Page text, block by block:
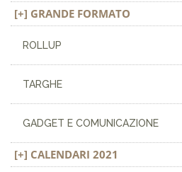
GRANDE FORMATO
ROLLUP
TARGHE
GADGET E COMUNICAZIONE
CALENDARI 2021